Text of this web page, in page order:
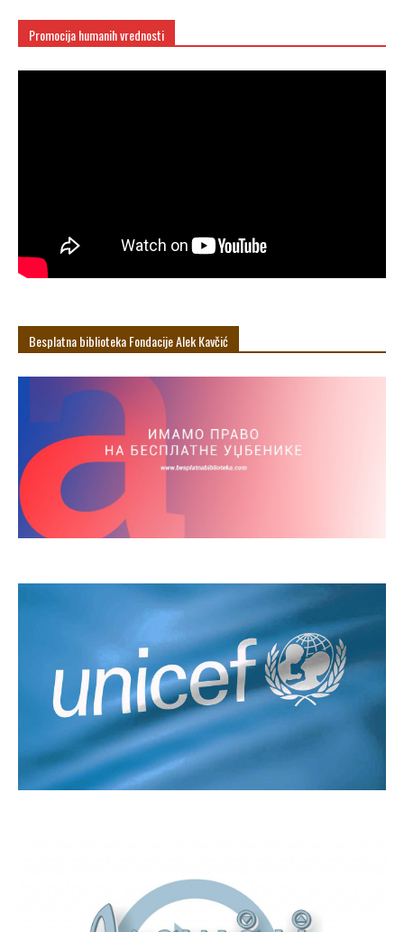
Promocija humanih vrednosti
Besplatna biblioteka Fondacije Alek Кavčić